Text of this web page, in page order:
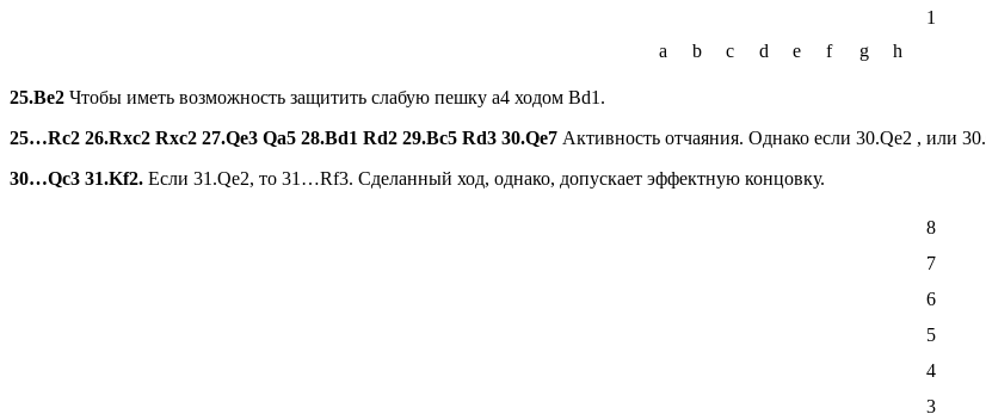
1
a
b c d e f g h
25.Be2 Чтобы иметь возможность защитить слабую пешку a4 ходом Bd1.
25…Rc2 26.Rxc2 Rxc2 27.Qe3 Qa5 28.Bd1 Rd2 29.Bc5 Rd3 30.Qe7 Активность отчаяния. Однако если 30.Qe2 , или
30…Qc3 31.Kf2. Если 31.Qe2, то 31…Rf3. Сделанный ход, однако, допускает эффектную концовку.
8
7
6
5
4
3